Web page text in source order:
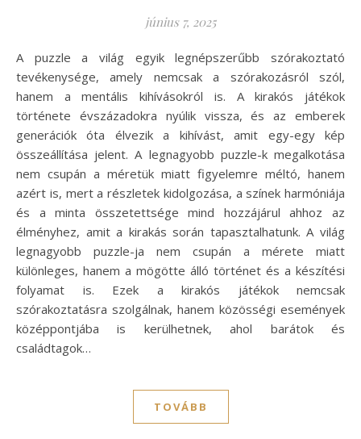
június 7, 2025
A puzzle a világ egyik legnépszerűbb szórakoztató
tevékenysége, amely nemcsak a szórakozásról szól,
hanem a mentális kihívásokról is. A kirakós játékok
története évszázadokra nyúlik vissza, és az emberek
generációk óta élvezik a kihívást, amit egy-egy kép
összeállítása jelent. A legnagyobb puzzle-k megalkotása
nem csupán a méretük miatt figyelemre méltó, hanem
azért is, mert a részletek kidolgozása, a színek harmóniája
és a minta összetettsége mind hozzájárul ahhoz az
élményhez, amit a kirakás során tapasztalhatunk. A világ
legnagyobb puzzle-ja nem csupán a mérete miatt
különleges, hanem a mögötte álló történet és a készítési
folyamat is. Ezek a kirakós játékok nemcsak
szórakoztatásra szolgálnak, hanem közösségi események
középpontjába is kerülhetnek, ahol barátok és
családtagok…
TOVÁBB